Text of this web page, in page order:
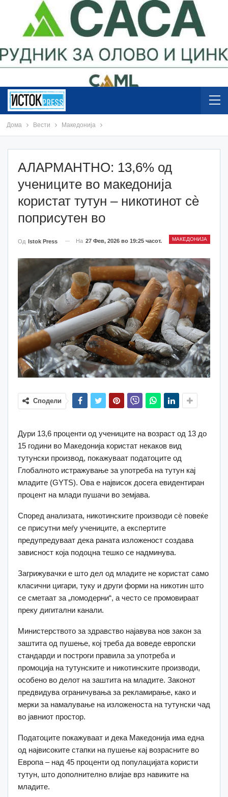
Дома Вести Македонија
АЛАРМАНТНО: 13,6% од
учениците во македонија
користат тутун – никотинот сè
поприсутен во
МАКЕДОНИЈА
Од Istok Press На 27 Фев, 2026 во 19:25 часот.
Сподели
Дури 13,6 проценти од учениците на возраст од 13 до
15 години во Македонија користат некаков вид
тутунски производ, покажуваат податоците од
Глобалното истражување за употреба на тутун кај
младите (GYTS). Ова е највисок досега евидентиран
процент на млади пушачи во земјава.
Според анализата, никотинските производи сè повеќе
се присутни меѓу учениците, а експертите
предупредуваат дека раната изложеност создава
зависност која подоцна тешко се надминува.
Загрижувачки е што дел од младите не користат само
класични цигари, туку и други форми на никотин што
се сметаат за „помодерни“, а често се промовираат
преку дигитални канали.
Министерството за здравство најавува нов закон за
заштита од пушење, кој треба да воведе европски
стандарди и построги правила за употреба и
промоција на тутунските и никотинските производи,
особено во делот на заштита на младите. Законот
предвидува ограничувања за рекламирање, како и
мерки за намалување на изложеноста на тутунски чад
во јавниот простор.
Податоците покажуваат и дека Македонија има една
од највисоките стапки на пушење кај возрасните во
Европа – над 45 проценти од популацијата користи
тутун, што дополнително влијае врз навиките на
младите.